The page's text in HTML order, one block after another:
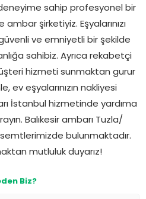
sahip profesyonel bir
şirketiyiz. Eşyalarınızı
ve emniyetli bir şekilde
sahibiz. Ayrıca rekabetçi
hizmeti sunmaktan gurur
ev eşyalarınızın nakliyesi
İstanbul hizmetinde yardıma
Balıkesir ambarı Tuzla/
bulunmaktadır.
mutluluk duyarız!
Biz?